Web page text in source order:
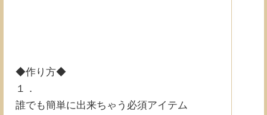
◆作り方◆
１．
誰でも簡単に出来ちゃう必須アイテム